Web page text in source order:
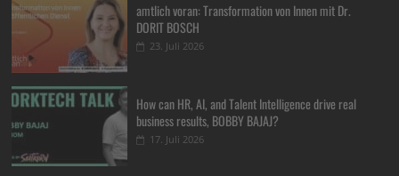
amtlich voran: Transformation von Innen mit Dr.
DORIT BOSCH
23. Juli 2026
How can HR, AI, and Talent Intelligence drive real
business results, BOBBY BAJAJ?
17. Juli 2026